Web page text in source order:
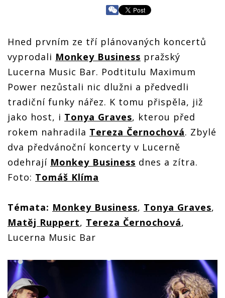
Hned prvním ze tří plánovaných koncertů
vyprodali Monkey Business pražský
Lucerna Music Bar. Podtitulu Maximum
Power nezůstali nic dlužni a předvedli
tradiční funky nářez. K tomu přispěla, již
jako host, i Tonya Graves, kterou před
rokem nahradila Tereza Černochová. Zbylé
dva předvánoční koncerty v Lucerně
odehrají Monkey Business dnes a zítra.
Foto: Tomáš Klíma
Témata: Monkey Business, Tonya Graves,
Matěj Ruppert, Tereza Černochová,
Lucerna Music Bar